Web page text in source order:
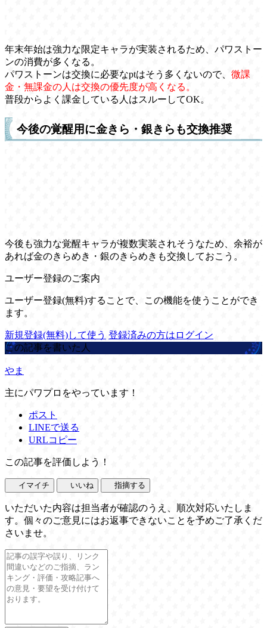
年末年始は強力な限定キャラが実装されるため、パワストー
ンの消費が多くなる。
パワストーンは交換に必要なptはそう多くないので、 微課
金・無課金の人は交換の優先度が高くなる。
普段からよく課金している人はスルーしてOK。
今後の覚醒用に金きら・銀きらも交換推奨
今後も強力な覚醒キャラが複数実装されそうなため、余裕が
あれば金のきらめき・銀のきらめきも交換しておこう。
ユーザー登録のご案内
ユーザー登録(無料)することで、この機能を使うことができ
ます。
新規登録(無料)して使う 登録済みの方はログイン
この記事を書いた人
やま
主にパワプロをやっています！
ポスト
LINEで送る
URLコピー
この記事を評価しよう！
イマイチ いいね 指摘する
いただいた内容は担当者が確認のうえ、順次対応いたしま
す。個々のご意見にはお返事できないことを予めご了承くだ
さいませ。